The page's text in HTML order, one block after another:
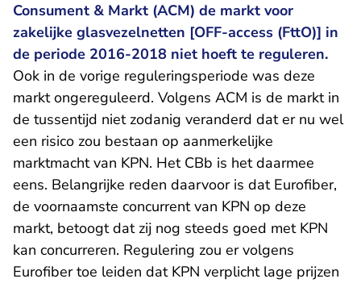
Consument & Markt (ACM) de markt voor
zakelijke glasvezelnetten [OFF-access (FttO)] in
de periode 2016-2018 niet hoeft te reguleren.
Ook in de vorige reguleringsperiode was deze
markt ongereguleerd. Volgens ACM is de markt in
de tussentijd niet zodanig veranderd dat er nu wel
een risico zou bestaan op aanmerkelijke
marktmacht van KPN. Het CBb is het daarmee
eens. Belangrijke reden daarvoor is dat Eurofiber,
de voornaamste concurrent van KPN op deze
markt, betoogt dat zij nog steeds goed met KPN
kan concurreren. Regulering zou er volgens
Eurofiber toe leiden dat KPN verplicht lage prijzen